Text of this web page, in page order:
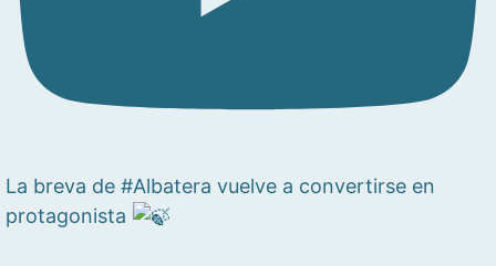
La breva de #Albatera vuelve a convertirse en
protagonista